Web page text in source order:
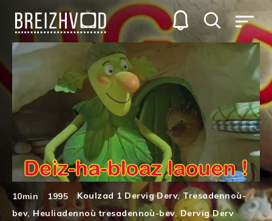
10min 1995 Koulzad 1 Dervig Derv, Tresadennoù-
bev, Heuliadennoù tresadennoù-bev, Dervig Derv